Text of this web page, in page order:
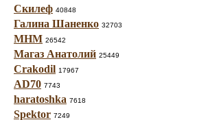
Скилеф 40848
Галина Шаненко 32703
МНМ 26542
Магаз Анатолий 25449
Crakodil 17967
AD70 7743
haratoshka 7618
Spektor 7249